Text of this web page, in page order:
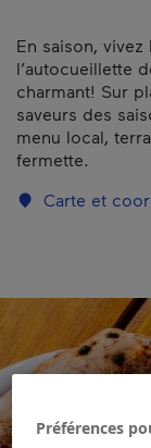
En saison, vivez
l’autocueillette
charmant! Sur
saveurs des
menu local,
fermette.
Carte et
Préférences